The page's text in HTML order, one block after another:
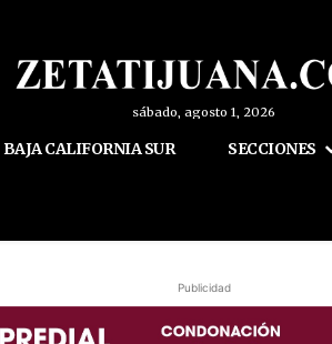
sábado, agosto 1, 2026
BAJA CALIFORNIA SUR SECCIONES
Publicidad